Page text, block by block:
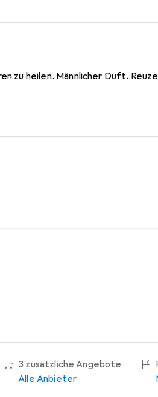
zu heilen. Männlicher Duft.
3 zusätzliche Angebote
Alle Anbieter